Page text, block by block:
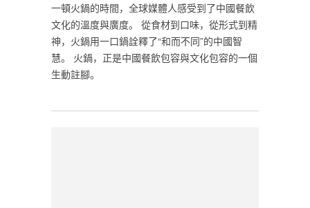
一頓火鍋的時間，全球媒體人感受到了中國餐飲
文化的溫度與廣度。 從食材到口味，從形式到精
神，火鍋用一口鍋詮釋了“和而不同”的中國智
慧。 火鍋，正是中國餐飲包容與文化包容的一個
生動註腳。